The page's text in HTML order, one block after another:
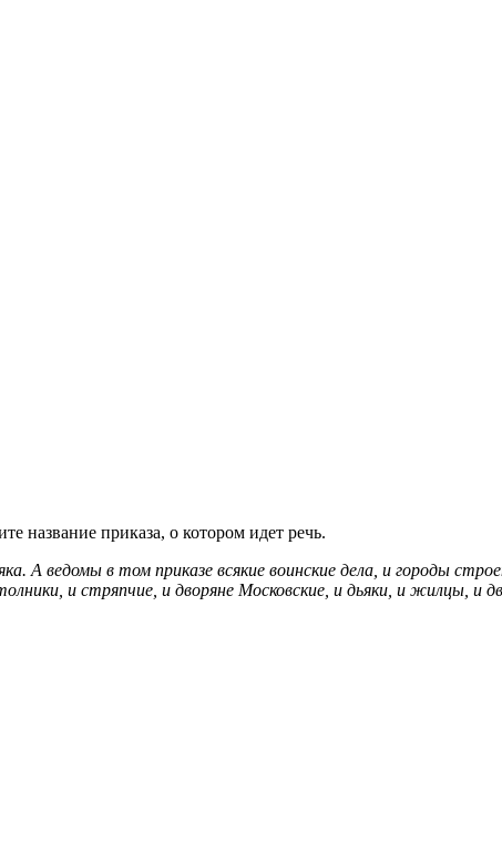
название приказа, о котором идет речь.
А ведомы в том приказе всякие воинские дела, и городы
и стряпчие, и дворяне Московские, и дьяки, и жилцы, и